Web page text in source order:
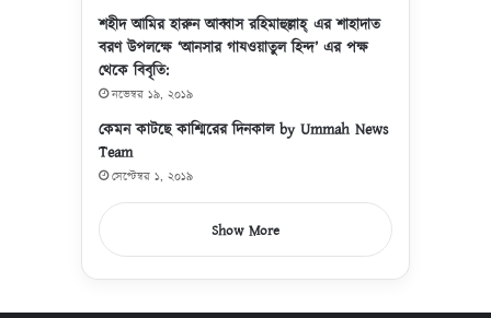
শহীদ আমির হারুন আব্বাস রহিমাহুল্লাহ্ এর শাহাদাত
বরণ উপলক্ষে ‘আনসার গাযওয়াতুল হিন্দ’ এর পক্ষ
থেকে বিবৃতি:
নভেম্বর ১৯, ২০১৯
কেমন কাটছে কাশ্মিরের দিনকাল by Ummah News
Team
সেপ্টেম্বর ১, ২০১৯
Show More